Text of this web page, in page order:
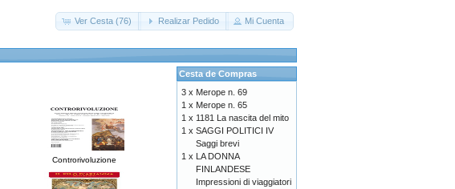
Ver Cesta (76) Realizar Pedido Mi Cuenta
Controrivoluzione
Cesta de Compras
3 x Merope n. 69
1 x Merope n. 65
1 x 1181 La nascita del mito
1 x SAGGI POLITICI IV
Saggi brevi
1 x LA DONNA
FINLANDESE
Impressioni di viaggiatori